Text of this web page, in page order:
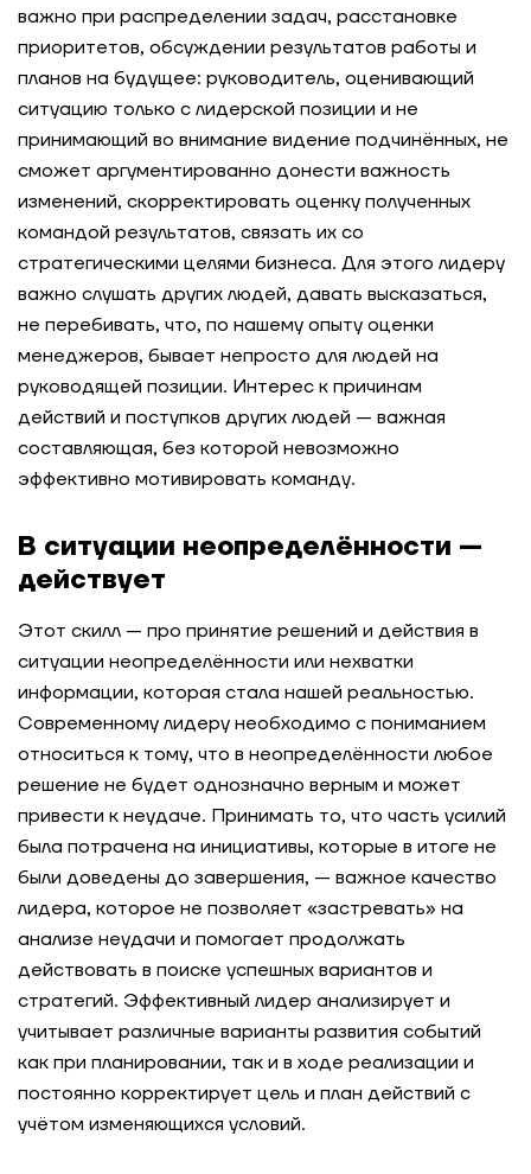
важно при распределении задач, расстановке
приоритетов, обсуждении результатов работы и
планов на будущее: руководитель, оценивающий
ситуацию только с лидерской позиции и не
принимающий во внимание видение подчинённых, не
сможет аргументированно донести важность
изменений, скорректировать оценку полученных
командой результатов, связать их со
стратегическими целями бизнеса. Для этого лидеру
важно слушать других людей, давать высказаться,
не перебивать, что, по нашему опыту оценки
менеджеров, бывает непросто для людей на
руководящей позиции. Интерес к причинам
действий и поступков других людей — важная
составляющая, без которой невозможно
эффективно мотивировать команду.
В ситуации неопределённости —
действует
Этот скилл — про принятие решений и действия в
ситуации неопределённости или нехватки
информации, которая стала нашей реальностью.
Современному лидеру необходимо с пониманием
относиться к тому, что в неопределённости любое
решение не будет однозначно верным и может
привести к неудаче. Принимать то, что часть усилий
была потрачена на инициативы, которые в итоге не
были доведены до завершения, — важное качество
лидера, которое не позволяет «застревать» на
анализе неудачи и помогает продолжать
действовать в поиске успешных вариантов и
стратегий. Эффективный лидер анализирует и
учитывает различные варианты развития событий
как при планировании, так и в ходе реализации и
постоянно корректирует цель и план действий с
учётом изменяющихся условий.